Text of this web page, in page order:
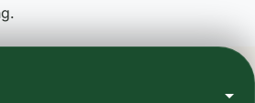
arrow_drop_down